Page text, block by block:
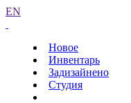
EN
Новое
Инвентарь
Задизайнено
Студия